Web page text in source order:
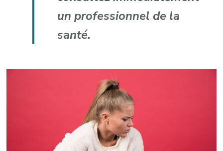
un professionnel de la
santé.